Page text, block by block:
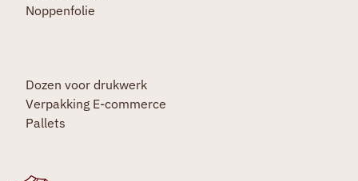
Noppenfolie
Dozen voor drukwerk
Verpakking E-commerce
Pallets